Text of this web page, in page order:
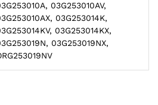
03G253010AV,
03G253014K,
03G253014KX,
03G253019NX,